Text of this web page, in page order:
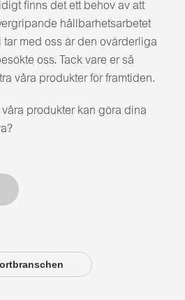
finns det ett behov av att
hållbarhetsarbetet
tar med oss är den ovärderliga
oss. Tack vare er så
våra produkter för framtiden.
produkter kan göra dina